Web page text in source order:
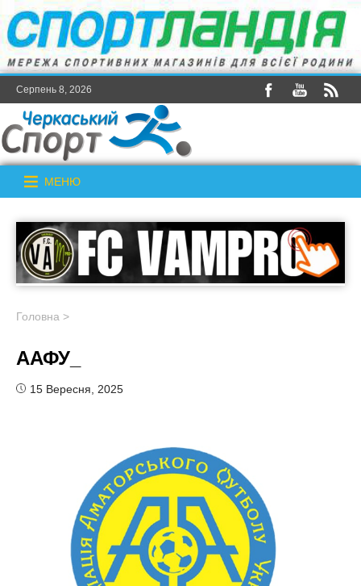
Серпень 8, 2026
МЕНЮ
Головна >
ААФУ_
15 Вересня, 2025